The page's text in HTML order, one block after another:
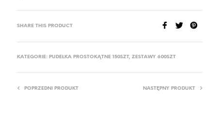
SHARE THIS PRODUCT
KATEGORIE: PUDEŁKA PROSTOKĄTNE 150SZT, ZESTAWY 600SZT
POPRZEDNI PRODUKT NASTĘPNY PRODUKT